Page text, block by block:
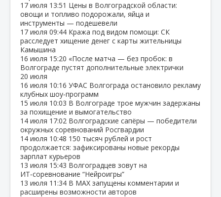
17 июля 13:51 Цены в Волгоградской области:
овощи и топливо подорожали, яйца и
инструменты — подешевели
17 июля 09:44 Кража под видом помощи: СК
расследует хищение денег с карты жительницы
Камышина
16 июля 15:20 «После матча — без пробок: в
Волгограде пустят дополнительные электрички
20 июля
16 июля 10:16 УФАС Волгограда остановило рекламу
клубных шоу‑программ
15 июля 10:03 В Волгограде трое мужчин задержаны
за похищение и вымогательство
14 июля 17:02 Волгоградские сапёры — победители
окружных соревнований Росгвардии
14 июля 10:48 150 тысяч рублей и рост
продолжается: зафиксированы новые рекорды
зарплат курьеров
13 июля 15:43 Волгоградцев зовут на
ИТ‑соревнование “Нейроигры”
13 июля 11:34 В МАХ запущены комментарии и
расширены возможности авторов